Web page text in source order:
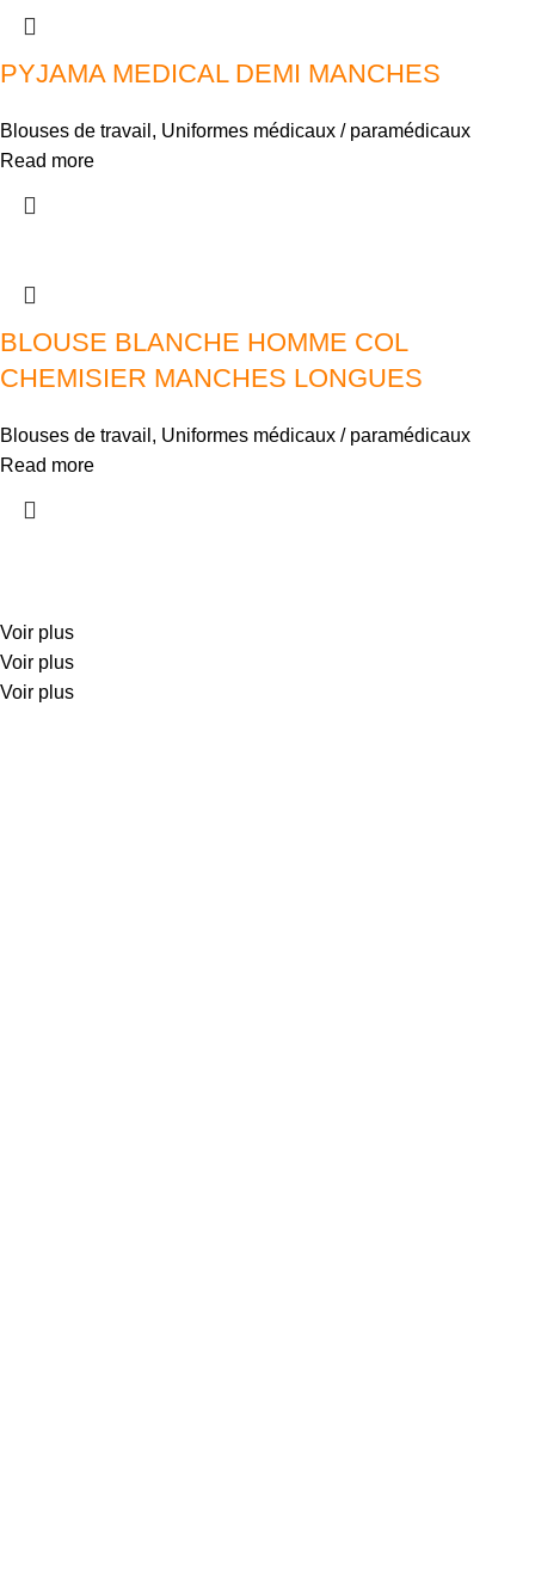
PYJAMA MEDICAL DEMI MANCHES
Blouses de travail , Uniformes médicaux / paramédicaux
Read more
BLOUSE BLANCHE HOMME COL
CHEMISIER MANCHES LONGUES
Blouses de travail , Uniformes médicaux / paramédicaux
Read more
Voir plus
Voir plus
Voir plus